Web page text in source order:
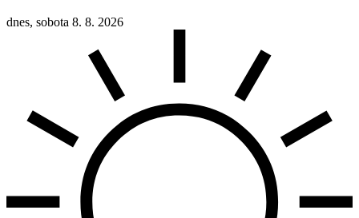
dnes, sobota 8. 8. 2026